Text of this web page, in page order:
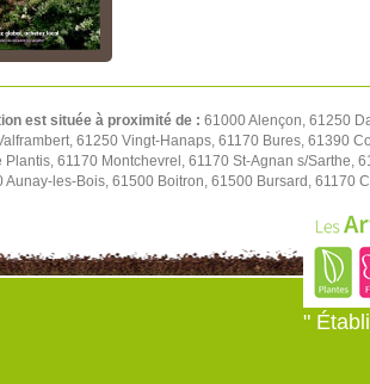
est située à proximité de : 61000 Alençon, 61250
61250 Vingt-Hanaps, 61170 Bures, 61390
Plantis, 61170 Montchevrel, 61170 St-Agnan s/
Aunay-les-Bois, 61500 Boitron, 61500 Bursard, 61170
"